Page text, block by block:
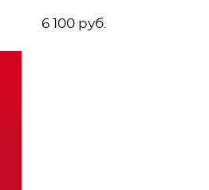
6 100 pуб.